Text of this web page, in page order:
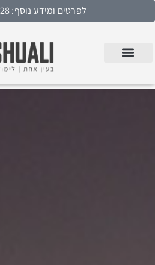
לפרטים ומידע נוסף: 074-700-9828